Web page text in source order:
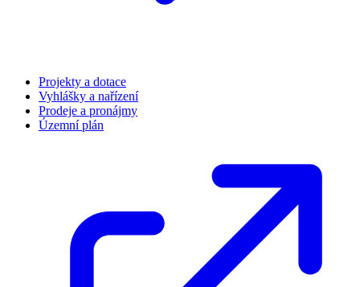
Projekty a dotace
Vyhlášky a nařízení
Prodeje a pronájmy
Územní plán